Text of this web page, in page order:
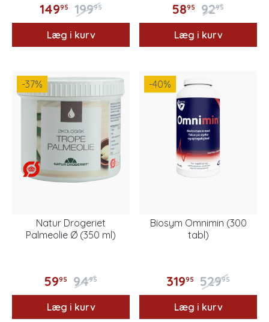
14995 19995
Læg i kurv
5895 9295
Læg i kurv
-37%
Natur Drogeriet
Palmeolie Ø (350 ml)
5995 9495
Læg i kurv
-40%
Biosym Omnimin (300
tabl)
31995 52995
Læg i kurv